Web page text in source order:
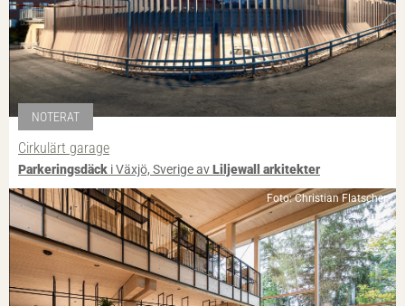
NOTERAT
Cirkulärt garage
Parkeringsdäck i Växjö, Sverige avLiljewall arkitekter
Foto: Christian Flatscher